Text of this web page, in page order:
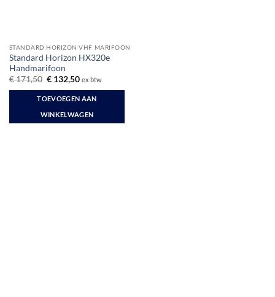
STANDARD HORIZON VHF MARIFOON
Standard Horizon HX320e
Handmarifoon
€171,50 Oorspronkelijke
was:
€ 171,50.
€132,50Huidige
is:
€ 132,50.
ex btw
TOEVOEGEN AAN
WINKELWAGEN